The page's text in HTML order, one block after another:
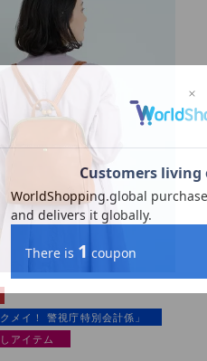
メイ！ 警視庁特別会計係」
アイテム